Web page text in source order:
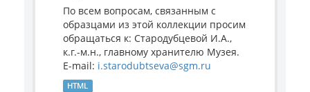
По всем вопросам, связанным с
образцами из этой коллекции просим
обращаться к: Стародубцевой И.А.,
к.г.-м.н., главному хранителю Музея.
E-mail: i.starodubtseva@sgm.ru
HTML